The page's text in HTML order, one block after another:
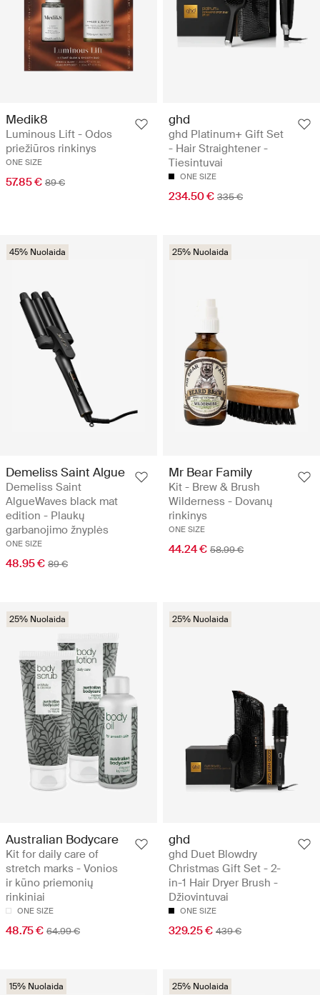
Medik8
Luminous Lift - Odos
priežiūros rinkinys
ONE SIZE
57.85 € 89 €
ghd
ghd Platinum+ Gift Set
- Hair Straightener -
Tiesintuvai
ONE SIZE
234.50 € 335 €
45% Nuolaida
Demeliss Saint Algue
Demeliss Saint
AlgueWaves black mat
edition - Plaukų
garbanojimo žnyplės
ONE SIZE
48.95 € 89 €
25% Nuolaida
Mr Bear Family
Kit - Brew & Brush
Wilderness - Dovanų
rinkinys
ONE SIZE
44.24 € 58.99 €
25% Nuolaida
Australian Bodycare
Kit for daily care of
stretch marks - Vonios
ir kūno priemonių
rinkiniai
ONE SIZE
48.75 € 64.99 €
25% Nuolaida
ghd
ghd Duet Blowdry
Christmas Gift Set - 2-
in-1 Hair Dryer Brush -
Džiovintuvai
ONE SIZE
329.25 € 439 €
15% Nuolaida 25% Nuolaida